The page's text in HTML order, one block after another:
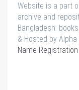
Website is a part
archive and
Bangladesh.
& Hosted by Alpha
Name